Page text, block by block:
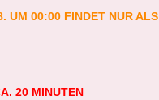
UM 00:00 FINDET NUR ALS
20 MINUTEN